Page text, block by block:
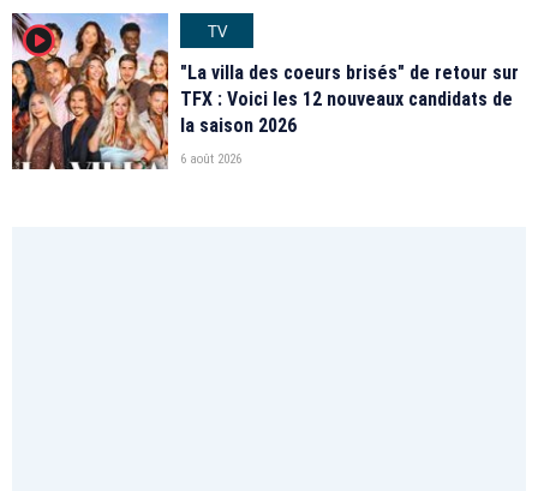
player2
TV
"La villa des coeurs brisés" de retour sur
TFX : Voici les 12 nouveaux candidats de
la saison 2026
6 août 2026